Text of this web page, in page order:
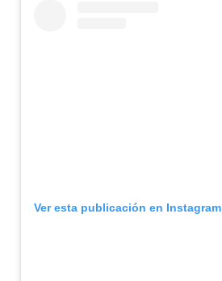
Ver esta publicación en Instagram